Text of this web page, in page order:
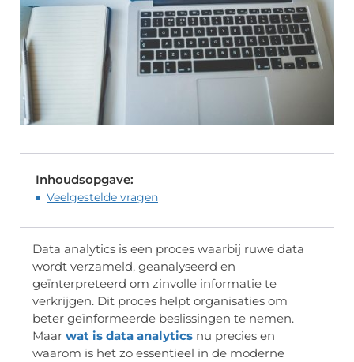
Inhoudsopgave:
Veelgestelde vragen
Data analytics is een proces waarbij ruwe data
wordt verzameld, geanalyseerd en
geïnterpreteerd om zinvolle informatie te
verkrijgen. Dit proces helpt organisaties om
beter geïnformeerde beslissingen te nemen.
Maar wat is data analytics nu precies en
waarom is het zo essentieel in de moderne